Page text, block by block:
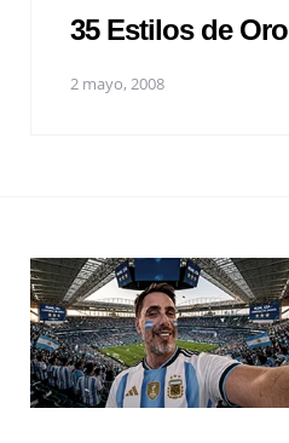
35 Estilos de Oro
2 mayo, 2008